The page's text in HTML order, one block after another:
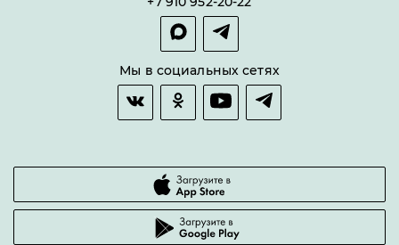
Гарантии качества
Часто задаваемые вопросы
Мы в социальных сетях